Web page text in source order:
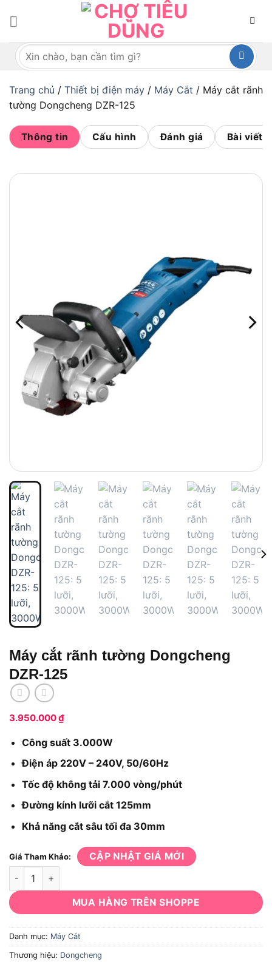
dungTìm
kiếm:
Trang chủ / Thiết bị điện máy / Máy Cắt / Máy cắt rãnh
tường Dongcheng DZR-125
Thông tin Cấu hình Đánh giá Bài viết
Máy cắt rãnh tường Dongcheng
DZR-125
3.950.000₫
Công suất 3.000W
Điện áp 220V – 240V, 50/60Hz
Tốc độ không tải 7.000 vòng/phút
Đường kính lưỡi cắt 125mm
Khả năng cắt sâu tối đa 30mm
Giá Tham Khảo: CẬP NHẬT GIÁ MỚI
Máy cắt rãnh tường Dongcheng DZR-125 số lượng
MUA HÀNG TRÊN SHOPPE
Danh mục: Máy Cắt
Thương hiệu: Dongcheng